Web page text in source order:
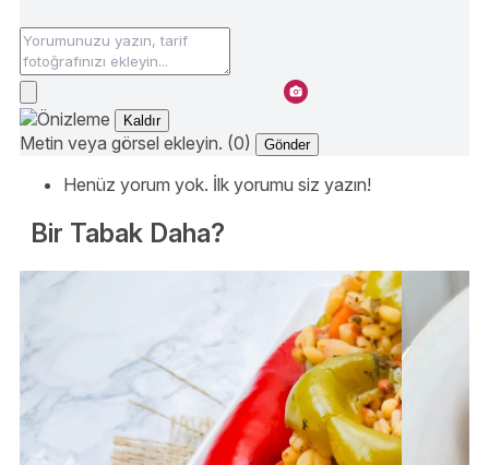
Kaldır
Metin veya görsel ekleyin. (0) Gönder
Henüz yorum yok. İlk yorumu siz yazın!
Bir Tabak Daha?